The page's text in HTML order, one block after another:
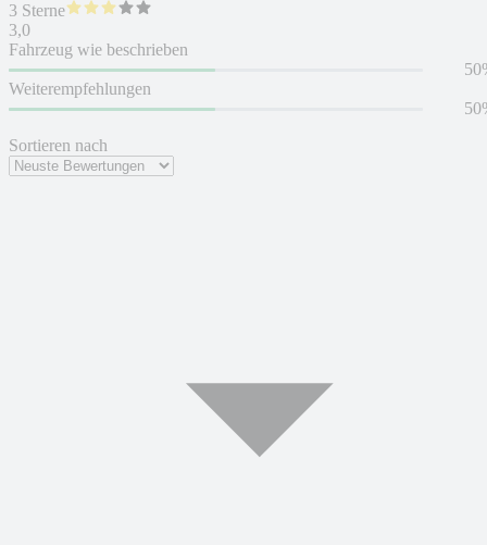
Sortieren nach
3 Sterne
3,0
Fahrzeug wie beschrieben
Weiterempfehlungen